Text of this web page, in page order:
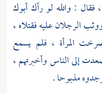
فقال : والله لو رآك أبوك
الرجلان عليه فقتلاه ،
المرأة ، فلم يسمع
إلى الناس وأخبرتهم ،
مذبوحا .